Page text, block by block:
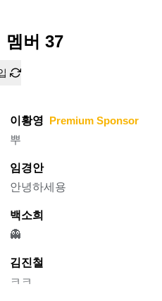
멤버 37
이황영 Premium Sponsor
뿌
임경안
안녕하세용
백소희
👻
김진철
ㅋㅋ